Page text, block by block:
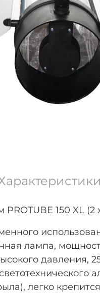
150 XL (2
лампа,
давления,
легко